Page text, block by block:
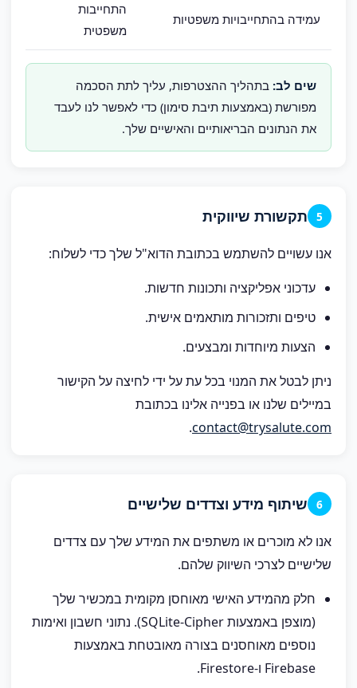
עמידה בהתחייבויות משפטיות
התחייבות
משפטית
בתהליך ההצטרפות, עליך לתת הסכמה
מפורשת (באמצעות תיבת סימון) כדי לאפשר לנו לעבד
את הנתונים הבריאותיים והאישיים שלך.
5 תקשורת שיווקית
אנו עשויים להשתמש בכתובת הדוא"ל שלך כדי לשלוח:
עדכוני אפליקציה ותכונות חדשות.
טיפים ותזכורות מותאמים אישית.
הצעות מיוחדות ומבצעים.
ניתן לבטל את המנוי בכל עת על ידי לחיצה על הקישור
במיילים שלנו או בפנייה אלינו בכתובת
contact@trysalute.com
.
6 שיתוף מידע וצדדים שלישיים
אנו לא מוכרים או משתפים את המידע שלך עם צדדים
שלישיים לצרכי השיווק שלהם.
חלק מהמידע האישי מאוחסן מקומית במכשיר שלך
(מוצפן באמצעות SQLite-Cipher). נתוני חשבון ואימות
נוספים מאוחסנים בצורה מאובטחת באמצעות
Firebase ו-Firestore.